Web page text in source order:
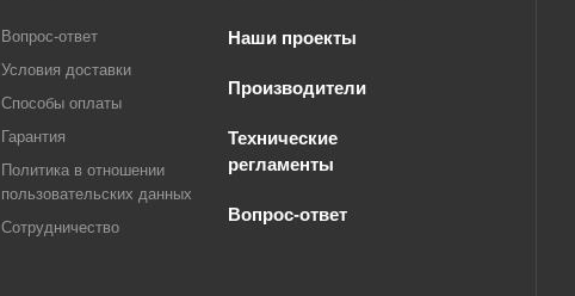
Вопрос-ответ
Условия доставки
Способы оплаты
Гарантия
Политика в отношении
пользовательских данных
Сотрудничество
Наши проекты
Производители
Технические
регламенты
Вопрос-ответ